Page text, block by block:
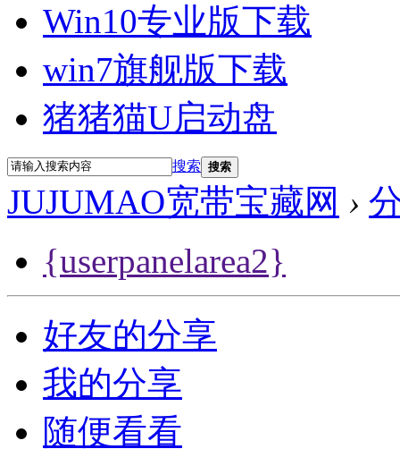
Win10专业版下载
win7旗舰版下载
猪猪猫U启动盘
搜索 搜索
JUJUMAO宽带宝藏网 ›
{userpanelarea2}
好友的分享
我的分享
随便看看